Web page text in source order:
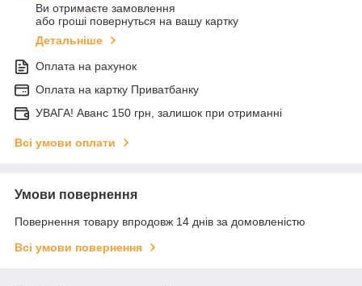
Ви отримаєте замовлення
або гроші повернуться на вашу картку
Детальніше
Оплата на рахунок
Оплата на картку Приватбанку
УВАГА! Аванс 150 грн, залишок при отриманні
Всі умови оплати
Умови повернення
Повернення товару впродовж 14 днів за домовленістю
Всі умови повернення